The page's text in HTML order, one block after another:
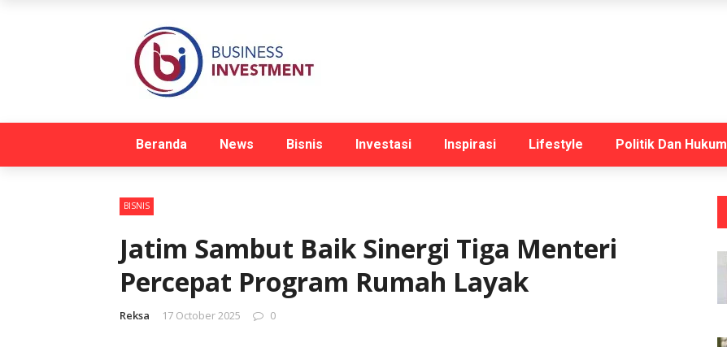
Beranda News Bisnis Investasi Inspirasi Lifestyle Politik Dan Hukum
BISNIS
Jatim Sambut Baik Sinergi Tiga Menteri
Percepat Program Rumah Layak
Reksa 17 October 2025 0